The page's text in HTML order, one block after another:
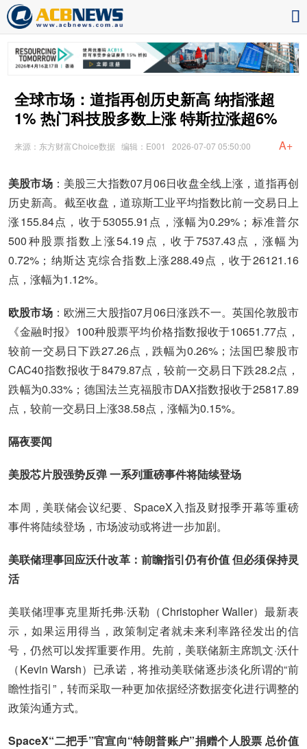
全球市场：道指再创历史新高 纳指涨超
1% 热门科技股多数上涨 特斯拉涨超6%
来源：东方财富Choice数据 编辑：E001 2026-07-07 05:50:00 A+
美股市场：美股三大指数07月06日收盘全线上涨，道指再创
历史新高。截至收盘，道琼斯工业平均指数比前一交易日上
涨155.84点，收于53055.91点，涨幅为0.29%；标准普尔
500种股票指数上涨54.19点，收于7537.43点，涨幅为
0.72%；纳斯达克综合指数上涨288.49点，收于26121.16
点，涨幅为1.12%。
欧股市场：欧洲三大股指07月06日涨跌不一。英国伦敦股市
《金融时报》100种股票平均价格指数报收于10651.77点，
较前一交易日下跌27.26点，跌幅为0.26%；法国巴黎股市
CAC40指数报收于8479.87点，较前一交易日下跌28.2点，
跌幅为0.33%；德国法兰克福股市DAX指数报收于25817.89
点，较前一交易日上涨38.58点，涨幅为0.15%。
隔夜要闻
美股芯片股强势反弹 一系列重磅事件将陆续登场
本周，美联储会议纪要、SpaceX入指及财报季开幕等重磅
事件将陆续登场，市场波动或将进一步加剧。
美联储理事回应沃什改革：前瞻指引仍有价值 但必须保持灵
活
美联储理事克里斯托弗·沃勒（Christopher Waller）最新表
示，如果运用得当，政策制定者就未来利率路径发出的信
号，仍然可以发挥重要作用。先前，美联储新主席凯文·沃什
（Kevin Warsh）已承诺，将推动美联储逐步淡化所谓的“前
瞻性指引”，转而采取一种更加依据经济数据变化进行调整的
政策沟通方式。
SpaceX“二把手”官宣向“特朗普账户”捐赠个人股票 总价值